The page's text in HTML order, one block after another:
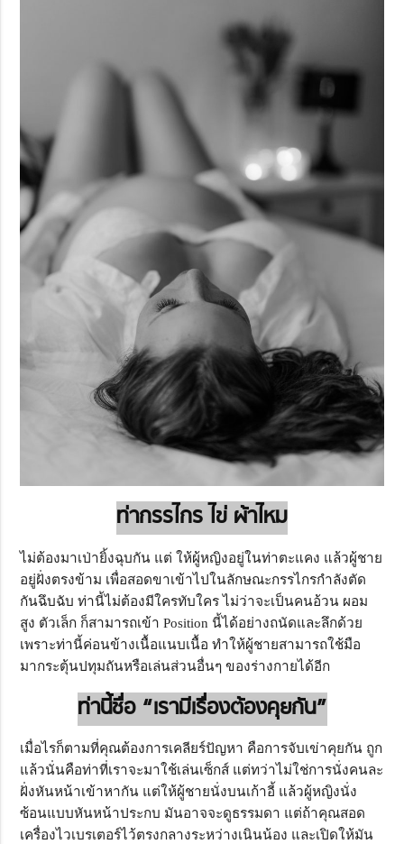
ท่ากรรไกร ไข่ ผ้าไหม
ไม่ต้องมาเป่ายิ้งฉุบกัน แต่ ให้ผู้หญิงอยู่ในท่าตะแคง แล้วผู้ชาย
อยู่ฝั่งตรงข้าม เพื่อสอดขาเข้าไปในลักษณะกรรไกรกำลังตัด
กันฉึบฉับ ท่านี้ไม่ต้องมีใครทับใคร ไม่ว่าจะเป็นคนอ้วน ผอม
สูง ตัวเล็ก ก็สามารถเข้า Position นี้ได้อย่างถนัดและลึกด้วย
เพราะท่านี้ค่อนข้างเนื้อแนบเนื้อ ทำให้ผู้ชายสามารถใช้มือ
มากระตุ้นปทุมถันหรือเล่นส่วนอื่นๆ ของร่างกายได้อีก
ท่านี้ชื่อ “เรามีเรื่องต้องคุยกัน”
เมื่อไรก็ตามที่คุณต้องการเคลียร์ปัญหา คือการจับเข่าคุยกัน ถูก
แล้วนั่นคือท่าที่เราจะมาใช้เล่นเซ็กส์ แต่ทว่าไม่ใช่การนั่งคนละ
ฝั่งหันหน้าเข้าหากัน แต่ให้ผู้ชายนั่งบนเก้าอี้ แล้วผู้หญิงนั่ง
ซ้อนแบบหันหน้าประกบ มันอาจจะดูธรรมดา แต่ถ้าคุณสอด
เครื่องไวเบรเตอร์ไว้ตรงกลางระหว่างเนินน้อง และเปิดให้มัน